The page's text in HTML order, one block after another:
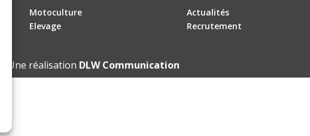
Motoculture
Elevage
Actualités
Recrutement
Une réalisation DLW Communication